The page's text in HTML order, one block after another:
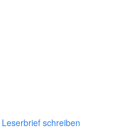
Leserbrief schreiben